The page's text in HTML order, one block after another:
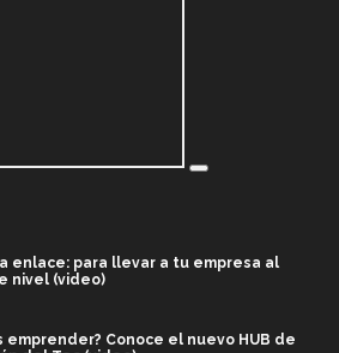
enlace: para llevar a tu empresa al
nivel (video)
emprender? Conoce el nuevo HUB de